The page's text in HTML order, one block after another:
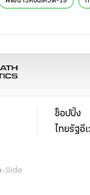
Side
ช็อปปิ้ง
ไทยรัฐอี